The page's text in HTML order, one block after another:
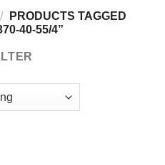
/
PRODUCTS TAGGED
40-55/4”